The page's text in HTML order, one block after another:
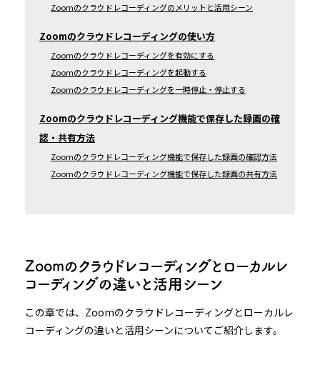
Zoomのクラウドレコーディングのメリットと活用シーン
Zoomのクラウドレコーディングの使い方
Zoomのクラウドレコーディングを有効にする
Zoomのクラウドレコーディングを起動する
Zoomのクラウドレコーディングを一時停止・停止する
Zoomのクラウドレコーディング機能で保存した録画の確
認・共有方法
Zoomのクラウドレコーディング機能で保存した録画の確認方法
Zoomのクラウドレコーディング機能で保存した録画の共有方法
Zoomのクラウドレコーディングとローカルレ
コーディングの違いと活用シーン
この章では、Zoomのクラウドレコーディングとローカルレ
コーディングの違いと活用シーンについてご紹介します。